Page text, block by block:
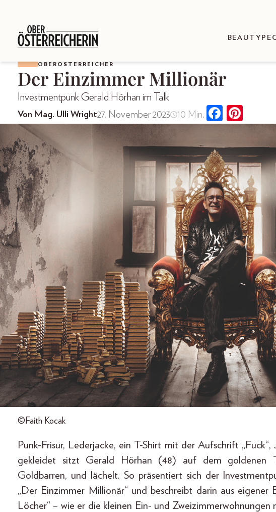
BEAUTY
OBERÖSTERREICHER
Der Einzimmer Millionär
Investmentpunk Gerald Hörhan im Talk
Von Mag. Ulli Wright27. November 2023 10 Min.
©Faith Kocak
Punk-Frisur, Lederjacke, ein T-Shirt mit der Aufschrift
gekleidet sitzt Gerald Hörhan (48) auf dem goldenen
Goldbarren, und lächelt. So präsentiert sich der
„Der Einzimmer Millionär“ und beschreibt darin aus eigener
Löcher“ – wie er die kleinen Ein- und